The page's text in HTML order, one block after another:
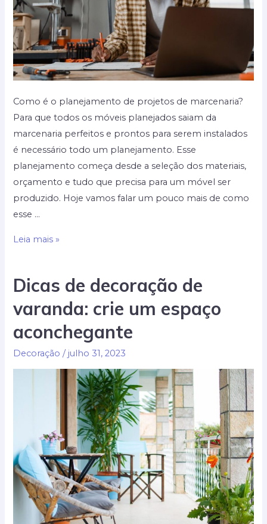
Como é o planejamento de projetos de marcenaria?
Para que todos os móveis planejados saiam da
marcenaria perfeitos e prontos para serem instalados
é necessário todo um planejamento. Esse
planejamento começa desde a seleção dos materiais,
orçamento e tudo que precisa para um móvel ser
produzido. Hoje vamos falar um pouco mais de como
esse …
Como
planejamento
de
marcenaria?
Leia mais »
Dicas de decoração de
varanda: crie um espaço
aconchegante
Decoração / julho 31, 2023